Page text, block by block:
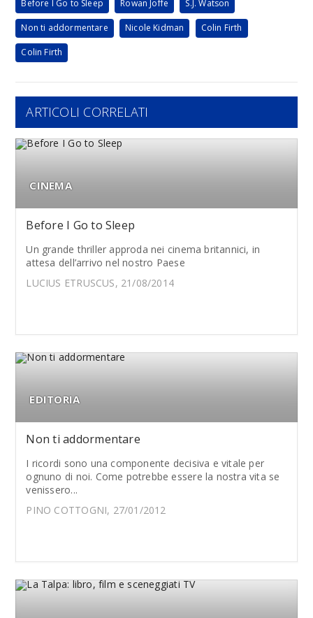
Before I Go to Sleep Rowan Joffe S.J. Watson
Non ti addormentare Nicole Kidman Colin Firth
Colin Firth
ARTICOLI CORRELATI
CINEMA
Before I Go to Sleep
Un grande thriller approda nei cinema britannici, in
attesa dell’arrivo nel nostro Paese
LUCIUS ETRUSCUS, 21/08/2014
EDITORIA
Non ti addormentare
I ricordi sono una componente decisiva e vitale per
ognuno di noi. Come potrebbe essere la nostra vita se
venissero...
PINO COTTOGNI, 27/01/2012